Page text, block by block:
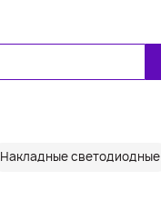
Накладные светодиодные